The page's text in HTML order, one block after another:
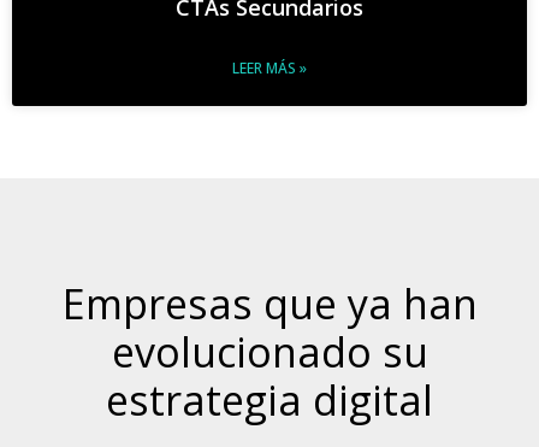
CTAs Secundarios
LEER MÁS »
Empresas que ya han
evolucionado su
estrategia digital